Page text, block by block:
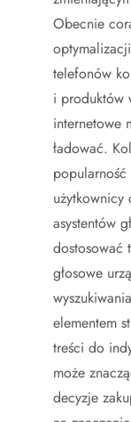
Obecnie
telefonów
i produktów
internetowe
ładować.
użytkownicy
asystentów
dostosować
głosowe
elementem
treści do
może
decyzje